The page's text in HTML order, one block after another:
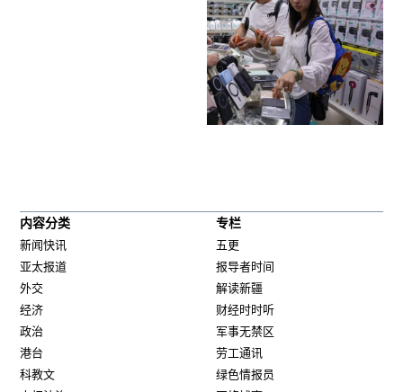
内容分类
新闻快讯
亚太报道
外交
经济
政治
港台
科教文
专栏
五更
报导者时间
解读新疆
财经时时听
军事无禁区
劳工通讯
绿色情报员